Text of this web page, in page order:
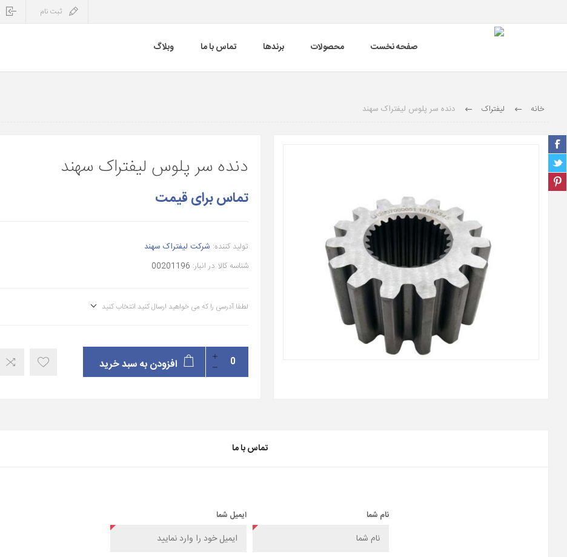
ثبت نام
صفحه نخست محصولات برندها تماس با ما وبلاگ
خانه لیفتراک دنده سر پلوس لیفتراک سهند
دنده سر پلوس لیفتراک سهند
تماس برای قیمت
تولید کننده: شرکت لیفتراک سهند
شناسه کالا در انبار: 00201196
لطفا آدرسی را که می خواهید ارسال کنید انتخاب کنید
افزودن به سبد خرید
تماس با ما
نام شما ایمیل شما